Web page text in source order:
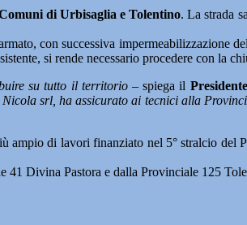
di Urbisaglia e Tolentino. La strada
con successiva impermeabilizzazione
si rende necessario procedere con la
su tutto il territorio– spiega il
srl, ha assicurato ai tecnici alla
ampio di lavori finanziato nel 5° stralcio
Divina Pastora e dalla Provinciale 125